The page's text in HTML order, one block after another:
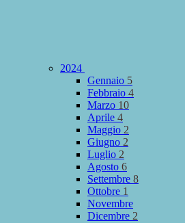
2024
Gennaio 5
Febbraio 4
Marzo 10
Aprile 4
Maggio 2
Giugno 2
Luglio 2
Agosto 6
Settembre 8
Ottobre 1
Novembre
Dicembre 2